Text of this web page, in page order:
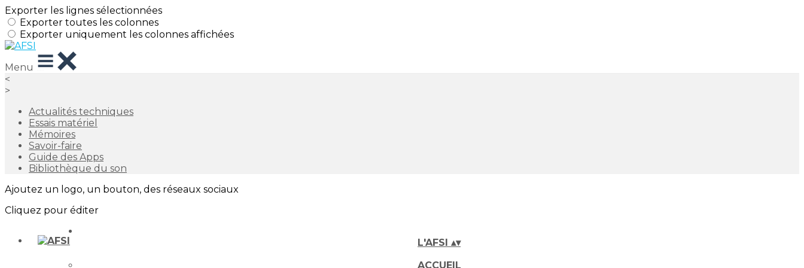
Exporter les lignes sélectionnées
Exporter toutes les colonnes
Exporter uniquement les colonnes affichées
Menu
<
>
Actualités techniques
Essais matériel
Mémoires
Savoir-faire
Guide des Apps
Bibliothèque du son
Ajoutez un logo, un bouton, des réseaux sociaux
Cliquez pour éditer
L'AFSI ▴▾
ACCUEIL